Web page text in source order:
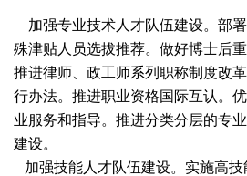
加强专业技术人才队伍建设。部
殊津贴人员选拔推荐。做好博士后
推进律师、政工师系列职称制度改
行办法。推进职业资格国际互认。
业服务和指导。推进分类分层的专
建设。
加强技能人才队伍建设。实施高技